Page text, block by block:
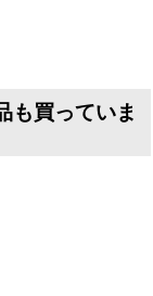
も買っていま